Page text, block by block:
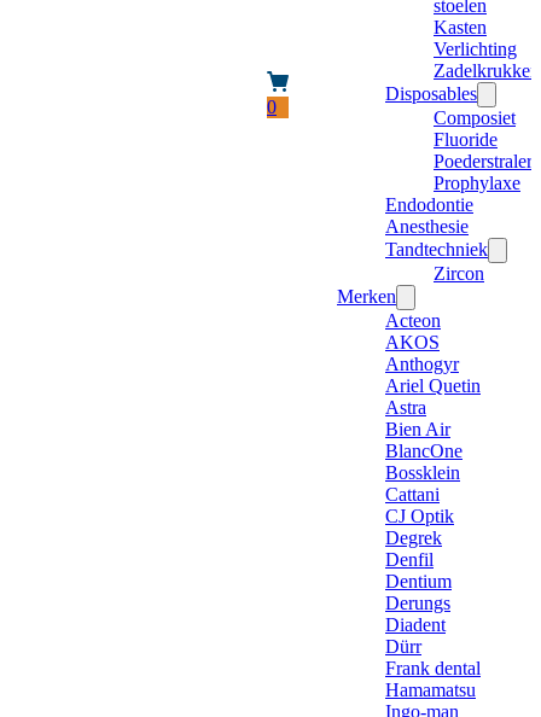
0
stoelen
Kasten
Verlichting
Zadelkrukken
Disposables
Composiet
Fluoride
Poederstraler
Prophylaxe
Endodontie
Anesthesie
Tandtechniek
Zircon
Merken
Acteon
AKOS
Anthogyr
Ariel Quetin
Astra
Bien Air
BlancOne
Bossklein
Cattani
CJ Optik
Degrek
Denfil
Dentium
Derungs
Diadent
Dürr
Frank dental
Hamamatsu
Ingo-man